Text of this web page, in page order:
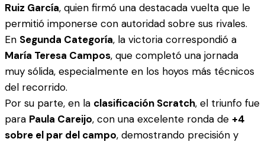
Ruiz García, quien firmó una destacada vuelta que le
permitió imponerse con autoridad sobre sus rivales.
En Segunda Categoría, la victoria correspondió a
María Teresa Campos, que completó una jornada
muy sólida, especialmente en los hoyos más técnicos
del recorrido.
Por su parte, en la clasificación Scratch, el triunfo fue
para Paula Careijo, con una excelente ronda de +4
sobre el par del campo, demostrando precisión y